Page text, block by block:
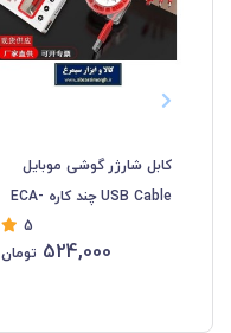
کابل شارژر گوشی موبایل
USB Cable چند کاره ECA-
5
524,000 تومان